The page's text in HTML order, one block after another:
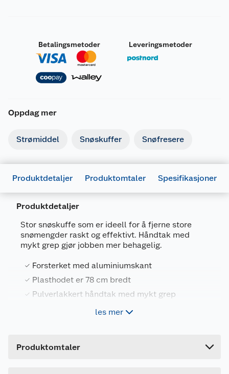
Betalingsmetoder Leveringsmetoder
Oppdag mer
Strømiddel Snøskuffer Snøfresere
Produktdetaljer Produktomtaler Spesifikasjoner
Produktdetaljer
Stor snøskuffe som er ideell for å fjerne store
snømengder raskt og effektivt. Håndtak med
mykt grep gjør jobben mer behagelig.
Forsterket med aluminiumskant
Plasthodet er 78 cm bredt
Pulverlakkert håndtak med mykt grep
Snap lock - sammenleggbart håndtak -
Snøskuffen er perfekt for snøfjerning av områder
les mer
Produktomtaler
Generelt
Artikkelnummer
7025180689701
Leverandørens artikkelnummer
Farge
Lengde